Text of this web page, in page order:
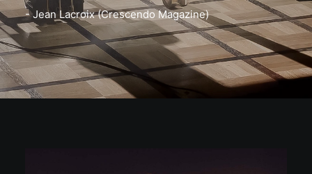
- Jean Lacroix (Crescendo Magazine)